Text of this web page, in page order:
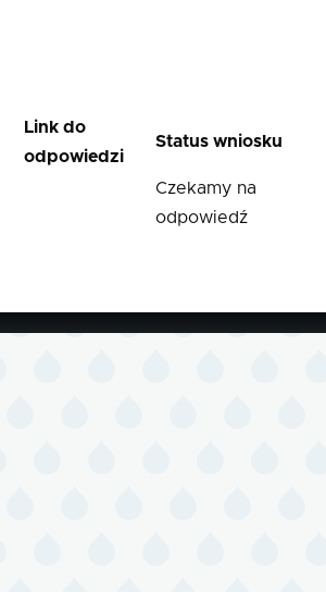
Link do
odpowiedzi
Status wniosku
Czekamy na
odpowiedź